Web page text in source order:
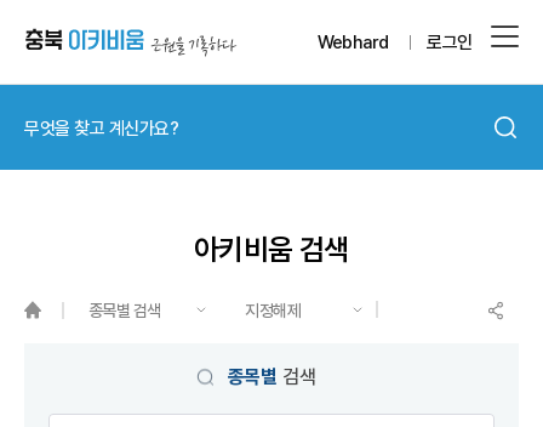
Webhard 로그인
아키비움 검색
종목별 검색 지정해제
종목별 검색